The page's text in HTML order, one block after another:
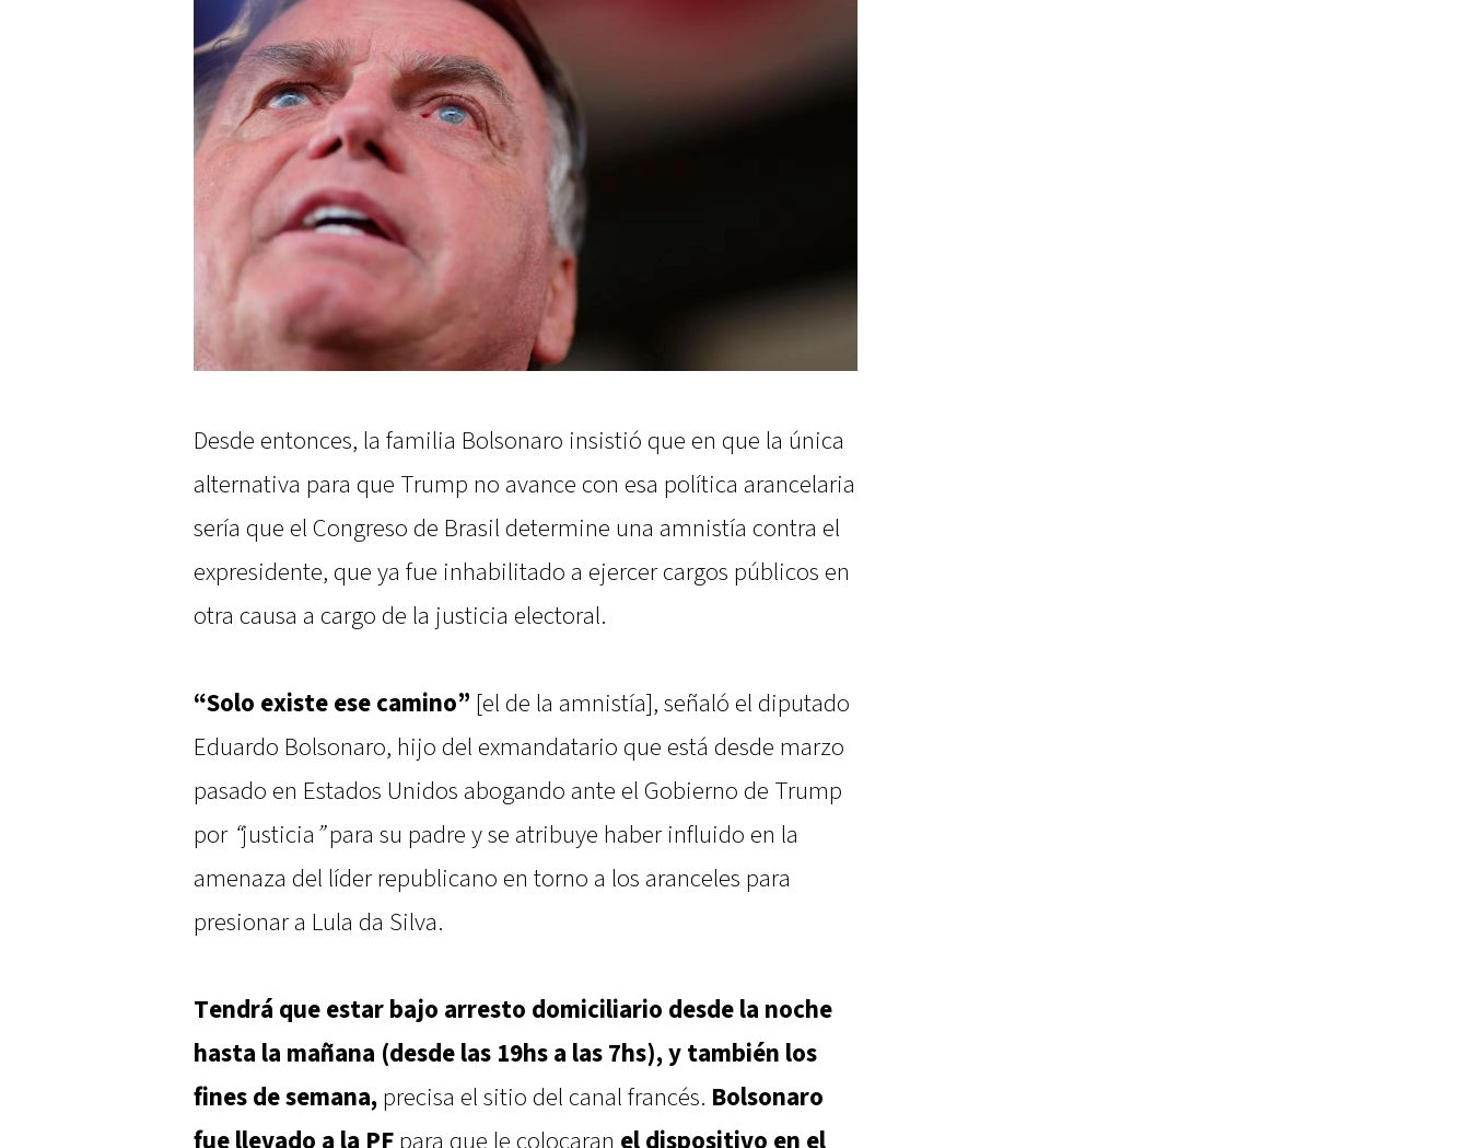
Desde entonces, la familia Bolsonaro insistió que en que la única
alternativa para que Trump no avance con esa política arancelaria
sería que el Congreso de Brasil determine una amnistía contra el
expresidente, que ya fue inhabilitado a ejercer cargos públicos en
otra causa a cargo de la justicia electoral.
“Solo existe ese camino” [el de la amnistía], señaló el diputado
Eduardo Bolsonaro, hijo del exmandatario que está desde marzo
pasado en Estados Unidos abogando ante el Gobierno de Trump
por “justicia ”para su padre y se atribuye haber influido en la
amenaza del líder republicano en torno a los aranceles para
presionar a Lula da Silva.
Tendrá que estar bajo arresto domiciliario desde la noche
hasta la mañana (desde las 19hs a las 7hs), y también los
fines de semana, precisa el sitio del canal francés. Bolsonaro
fue llevado a la PF para que le colocaran el dispositivo en el